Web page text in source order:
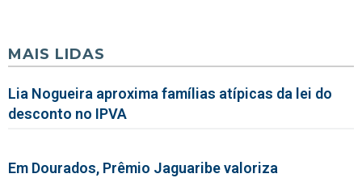
MAIS LIDAS
Lia Nogueira aproxima famílias atípicas da lei do
desconto no IPVA
Em Dourados, Prêmio Jaguaribe valoriza